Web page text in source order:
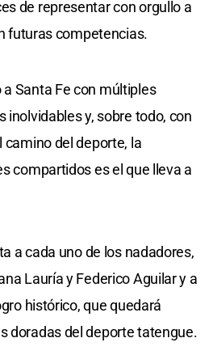
de representar con orgullo a
futuras competencias.
Santa Fe con múltiples
inolvidables y, sobre todo, con
camino del deporte, la
compartidos es el que lleva a
a cada uno de los nadadores,
Lauría y Federico Aguilar y a
histórico, que quedará
doradas del deporte tatengue.